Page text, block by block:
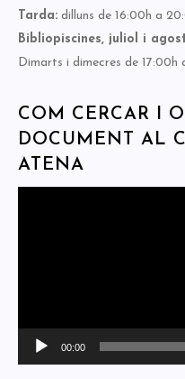
Tarda: dilluns de 16:00h a
Bibliopiscines, juliol i
Dimarts i dimecres de 17:00h
COM CERCAR I
DOCUMENT AL
ATENA
00:00